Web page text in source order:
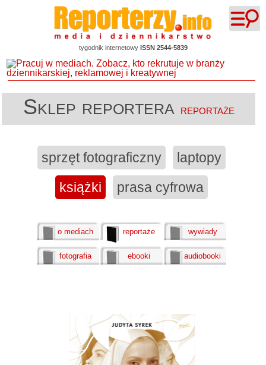
tygodnik internetowy ISSN 2544-5839
Sklep reportera reportaże
sprzęt fotograficzny
laptopy
książki
prasa cyfrowa
o mediach reportaże wywiady
fotografia ebooki audiobooki